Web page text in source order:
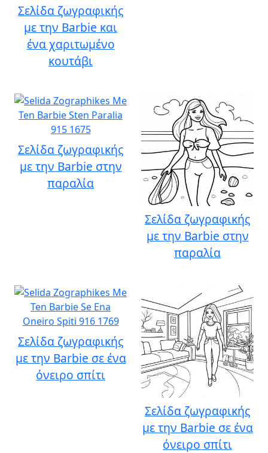
Σελίδα ζωγραφικής
με την Barbie και
ένα χαριτωμένο
κουτάβι
Σελίδα ζωγραφικής
με την Barbie στην
παραλία
Σελίδα ζωγραφικής
με την Barbie στην
παραλία
Σελίδα ζωγραφικής
με την Barbie σε ένα
όνειρο σπίτι
Σελίδα ζωγραφικής
με την Barbie σε ένα
όνειρο σπίτι